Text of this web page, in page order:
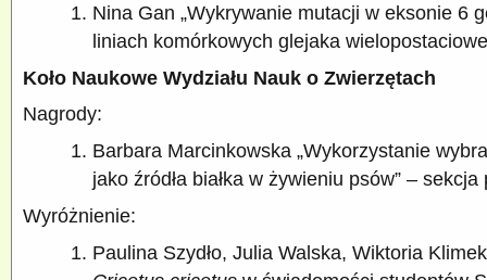
Nina Gan „Wykrywanie mutacji w eksonie 6
liniach komórkowych glejaka
Koło Naukowe Wydziału Nauk o Zwierzętach
Nagrody:
Barbara Marcinkowska „Wykorzystanie
jako źródła białka w żywieniu psów” –
Wyróżnienie:
Paulina Szydło, Julia Walska, Wiktoria